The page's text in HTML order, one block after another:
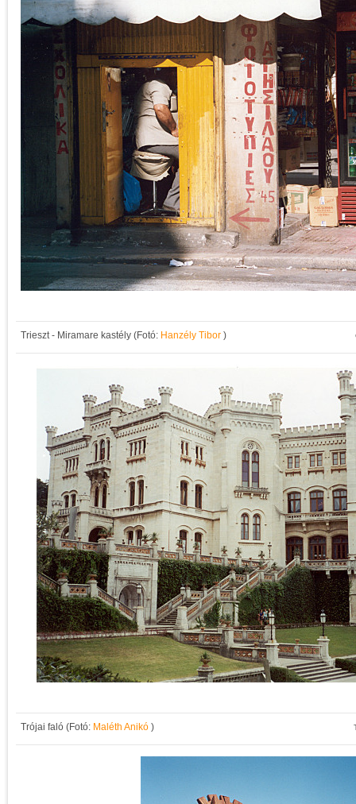
Trieszt - Miramare kastély (Fotó: Hanzély Tibor )
Trójai faló (Fotó: Maléth Anikó )